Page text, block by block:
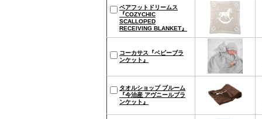
ベアフットドリームス
『COZYCHIC
SCALLOPED
RECEIVING BLANKET』
コーカサス『ベビーブラ
ンケット』
タオルショップ ブルーム
『今治産 アヴニールブラ
ンケット』